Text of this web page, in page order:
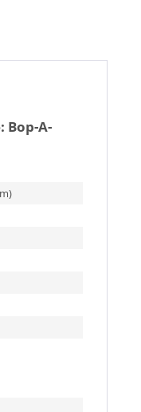
Bop-A-